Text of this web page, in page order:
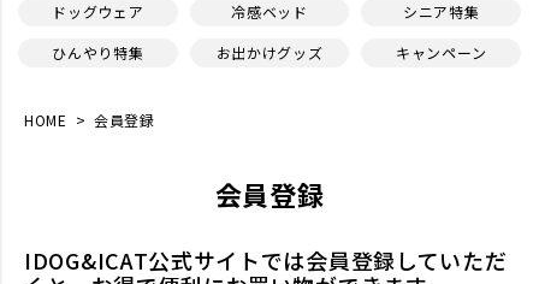
ドッグウェア 冷感ベッド
シニア特集
ひんやり特集
お出かけグッズ キャンペーン
HOME 会員登録
会員登録
IDOG&ICAT公式サイトでは会員登録していただ